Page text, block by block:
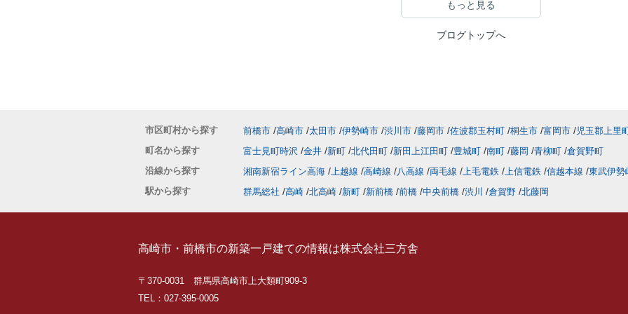
もっと見る
ブログトップへ
市区町村から探す 前橋市 高崎市 太田市 伊勢崎市 渋川市 藤岡市 佐波郡玉村町 桐生市 富岡市
児玉郡上里
町名から探す
富士見町時沢 金井 新町 北代田町 新田上江田町 豊城町 南町 藤岡 青柳町 倉賀野町
沿線から探す
湘南新宿ライン高海 上越線 高崎線 八高線 両毛線 上毛電鉄 上信電鉄 信越本線 東武伊勢
駅から探す
群馬総社 高崎 北高崎 新町 新前橋 前橋 中央前橋 渋川 倉賀野 北藤岡
高崎市・前橋市の新築一戸建ての情報は株式会社三方舎
〒370-0031 群馬県高崎市上大類町909-3
TEL：027-395-0005